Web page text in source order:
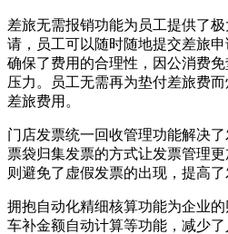
差旅无需报销功能为员工提供了
请，员工可以随时随地提交差旅
确保了费用的合理性，因公消费
压力。员工无需再为垫付差旅费
差旅费用。
门店发票统一回收管理功能解决
票袋归集发票的方式让发票管理
则避免了虚假发票的出现，提高
拥抱自动化精细核算功能为企业的
车补金额自动计算等功能，减少